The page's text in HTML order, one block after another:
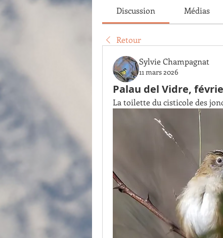
Discussion Médias
Retour
Sylvie Champagnat
11 mars 2026
Palau del Vidre,
La toilette du cisticole des